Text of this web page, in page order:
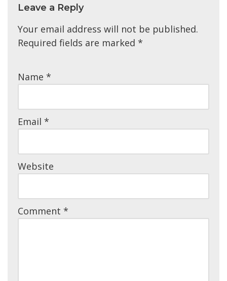
Leave a Reply
Your email address will not be published.
Required fields are marked *
Name *
Email *
Website
Comment *